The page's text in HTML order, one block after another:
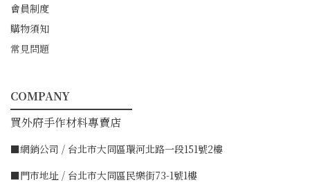
會員制度
購物須知
常見問題
COMPANY
━━━━━━━━━━━
買外府手作材料專賣店
■網銷公司 / 台北市大同區環河北路一段151號2樓
■門市地址 / 台北市大同區民樂街73-1號1樓